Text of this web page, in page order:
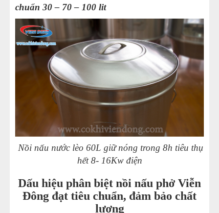
chuẩn 30 – 70 – 100 lit
Nồi nấu nước lèo 60L giữ nóng trong 8h tiêu thụ
hết 8- 16Kw điện
Dấu hiệu phân biệt nồi nấu phở Viễn
Đông đạt tiêu chuẩn, đảm bảo chất
lượng